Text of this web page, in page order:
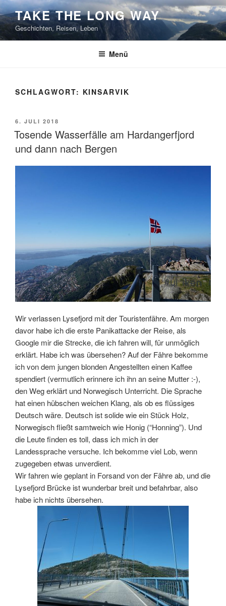
Zum
Inhalt
springen
TAKE THE LONG WAY
Geschichten, Reisen, Leben
Menü
SCHLAGWORT: KINSARVIK
VERÖFFENTLICHT
AM
6. JULI 2018
Tosende Wasserfälle am Hardangerfjord
und dann nach Bergen
Wir verlassen Lysefjord mit der Touristenfähre. Am morgen
davor habe ich die erste Panikattacke der Reise, als
Google mir die Strecke, die ich fahren will, für unmöglich
erklärt. Habe ich was übersehen? Auf der Fähre bekomme
ich von dem jungen blonden Angestellten einen Kaffee
spendiert (vermutlich erinnere ich ihn an seine Mutter :-),
den Weg erklärt und Norwegisch Unterricht. Die Sprache
hat einen hübschen weichen Klang, als ob es flüssiges
Deutsch wäre. Deutsch ist solide wie ein Stück Holz,
Norwegisch fließt samtweich wie Honig (“Honning”). Und
die Leute finden es toll, dass ich mich in der
Landessprache versuche. Ich bekomme viel Lob, wenn
zugegeben etwas unverdient.
Wir fahren wie geplant in Forsand von der Fähre ab, und die
Lysefjord Brücke ist wunderbar breit und befahrbar, also
habe ich nichts übersehen.